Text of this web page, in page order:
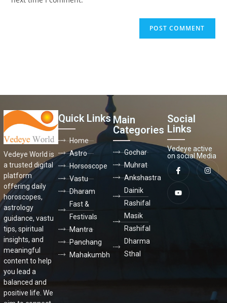
Vedeye World is
a trusted digital
platform
offering daily
horoscopes,
astrology
guidance, vastu
tips, spiritual
insights, and
meaningful
content to help
you lead a
balanced and
positive life. We
Quick Links
Home
Astro
Horsoscope
Vastu
Dharam
Fast &
Festivals
Mantra
Panchang
Mahakumbh
Main
Categories
Gochar
Muhrat
Ankshastra
Dainik
Rashifal
Masik
Rashifal
Dharma
Sthal
Social
Links
Vedeye active
on social Media